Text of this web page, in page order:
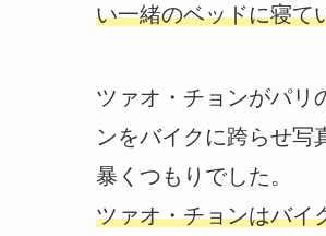
い一緒のベッドに寝て
ツァオ・チョンがパリ
ンをバイクに跨らせ写
暴くつもりでした。
ツァオ・チョンはバイ